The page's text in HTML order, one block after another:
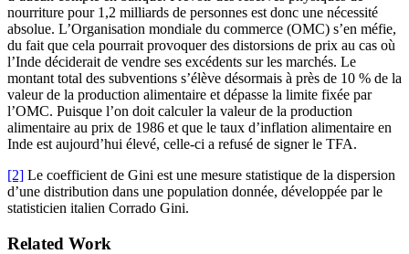
nourriture pour 1,2 milliards de personnes est donc une nécessité
absolue. L’Organisation mondiale du commerce (OMC) s’en méfie,
du fait que cela pourrait provoquer des distorsions de prix au cas où
l’Inde déciderait de vendre ses excédents sur les marchés. Le
montant total des subventions s’élève désormais à près de 10 % de la
valeur de la production alimentaire et dépasse la limite fixée par
l’OMC. Puisque l’on doit calculer la valeur de la production
alimentaire au prix de 1986 et que le taux d’inflation alimentaire en
Inde est aujourd’hui élevé, celle-ci a refusé de signer le TFA.
[2] Le coefficient de Gini est une mesure statistique de la dispersion
d’une distribution dans une population donnée, développée par le
statisticien italien Corrado Gini.
Related Work